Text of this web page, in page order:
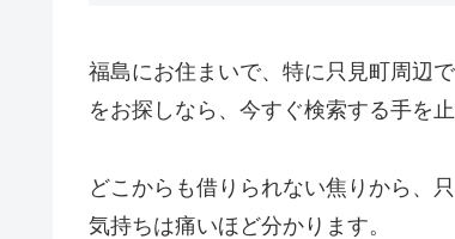
福島にお住まいで、特に只見町周辺
をお探しなら、今すぐ検索する手を止
どこからも借りられない焦りから、
気持ちは痛いほど分かります。